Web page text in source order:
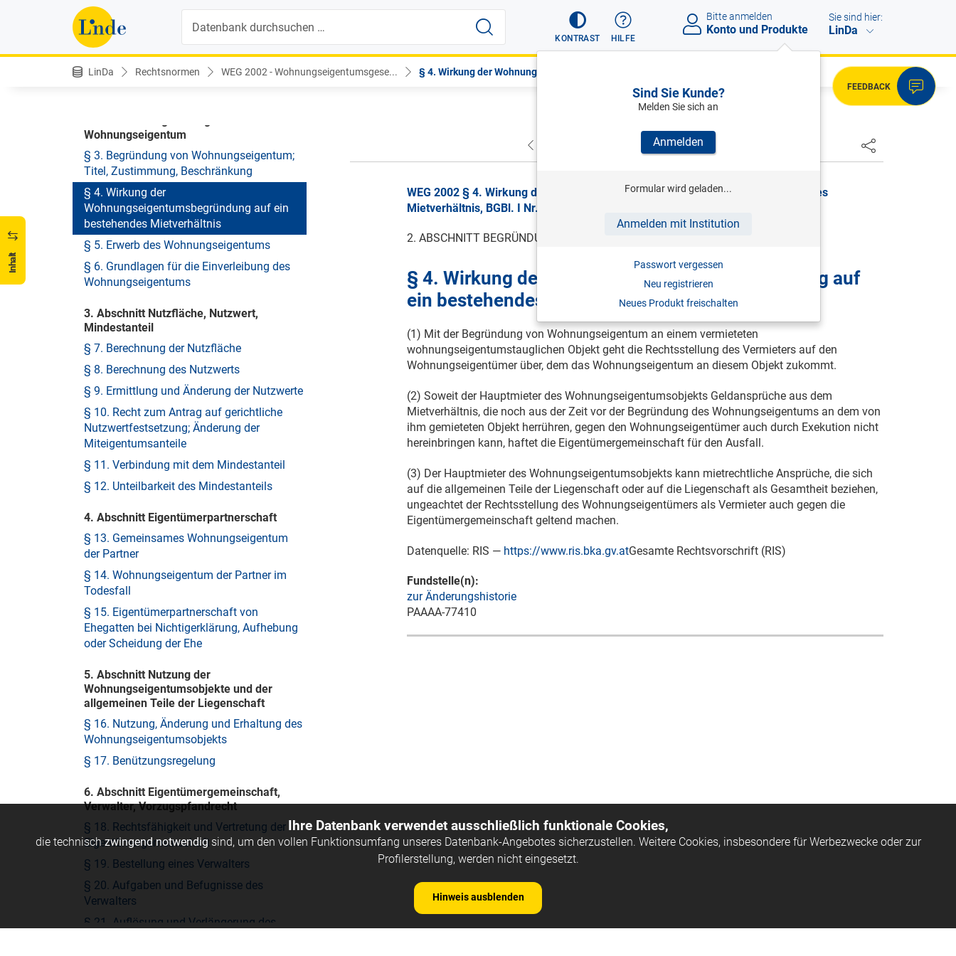
KONTRAST HILFE
Bitte anmelden
Konto und Produkte
Sind Sie Kunde?
Melden Sie sich an
Anmelden
Formular wird geladen...
Anmelden mit Institution
Passwort vergessen
Neu registrieren
Neues Produkt freischalten
Sie sind hier:
LinDa
LinDa Rechtsnormen WEG 2002 - Wohnungseigentumsgese... § 4. Wirkung der Wohnungseigentu...
FEEDBACK
Inhalt
Nichtamtliche Änderungshistorie
1. Abschnitt Regelungsgegenstand und
Begriffsbestimmungen
§ 1. Regelungsgegenstand
Wohnungseigentum
§ 3. Begründung von Wohnungseigentum;
Titel, Zustimmung, Beschränkung
§ 4. Wirkung der
Wohnungseigentumsbegründung auf ein
bestehendes Mietverhältnis
§ 5. Erwerb des Wohnungseigentums
§ 6. Grundlagen für die Einverleibung des
Wohnungseigentums
3. Abschnitt Nutzfläche, Nutzwert,
Mindestanteil
§ 7. Berechnung der Nutzfläche
§ 8. Berechnung des Nutzwerts
§ 9. Ermittlung und Änderung der Nutzwerte
§ 10. Recht zum Antrag auf gerichtliche
Nutzwertfestsetzung; Änderung der
Miteigentumsanteile
§ 11. Verbindung mit dem Mindestanteil
§ 12. Unteilbarkeit des Mindestanteils
4. Abschnitt Eigentümerpartnerschaft
§ 13. Gemeinsames Wohnungseigentum
der Partner
§ 14. Wohnungseigentum der Partner im
Todesfall
§ 15. Eigentümerpartnerschaft von
Ehegatten bei Nichtigerklärung, Aufhebung
oder Scheidung der Ehe
5. Abschnitt Nutzung der
Wohnungseigentumsobjekte und der
allgemeinen Teile der Liegenschaft
§ 16. Nutzung, Änderung und Erhaltung des
Wohnungseigentumsobjekts
§ 17. Benützungsregelung
6. Abschnitt Eigentümergemeinschaft,
Verwalter, Vorzugspfandrecht
§ 18. Rechtsfähigkeit und Vertretung der
Eigentümergemeinschaft
§ 19. Bestellung eines Verwalters
§ 20. Aufgaben und Befugnisse des
Verwalters
§ 21. Auflösung und Verlängerung des
NÄCHSTER
WEG 2002 § 4. Wirkung der Wohnungseigentumsbegründung auf ein bestehendes
Mietverhältnis, BGBl. I Nr. 70/2002, gültig ab 01.07.2002
2. ABSCHNITT BEGRÜNDUNG UND ERWERB VON WOHNUNGSEIGENTUM
§ 4. Wirkung der Wohnungseigentumsbegründung auf
ein bestehendes Mietverhältnis
(1) Mit der Begründung von Wohnungseigentum an einem vermieteten
wohnungseigentumstauglichen Objekt geht die Rechtsstellung des Vermieters auf den
Wohnungseigentümer über, dem das Wohnungseigentum an diesem Objekt zukommt.
(2) Soweit der Hauptmieter des Wohnungseigentumsobjekts Geldansprüche aus dem
Mietverhältnis, die noch aus der Zeit vor der Begründung des Wohnungseigentums an dem von
ihm gemieteten Objekt herrühren, gegen den Wohnungseigentümer auch durch Exekution nicht
hereinbringen kann, haftet die Eigentümergemeinschaft für den Ausfall.
(3) Der Hauptmieter des Wohnungseigentumsobjekts kann mietrechtliche Ansprüche, die sich
auf die allgemeinen Teile der Liegenschaft oder auf die Liegenschaft als Gesamtheit beziehen,
ungeachtet der Rechtsstellung des Wohnungseigentümers als Vermieter auch gegen die
Eigentümergemeinschaft geltend machen.
Datenquelle: RIS — https://www.ris.bka.gv.atGesamte Rechtsvorschrift (RIS)
Fundstelle(n):
zur Änderungshistorie
PAAAA-77410
Ihre Datenbank verwendet ausschließlich funktionale Cookies,
die technischzwingend notwendigsind, um den vollen Funktionsumfang unseres Datenbank-Angebotes sicherzustellen. Weitere Cookies, insbesondere für Werbezwecke oder zur
Profilerstellung, werden nicht eingesetzt.
Hinweis ausblenden